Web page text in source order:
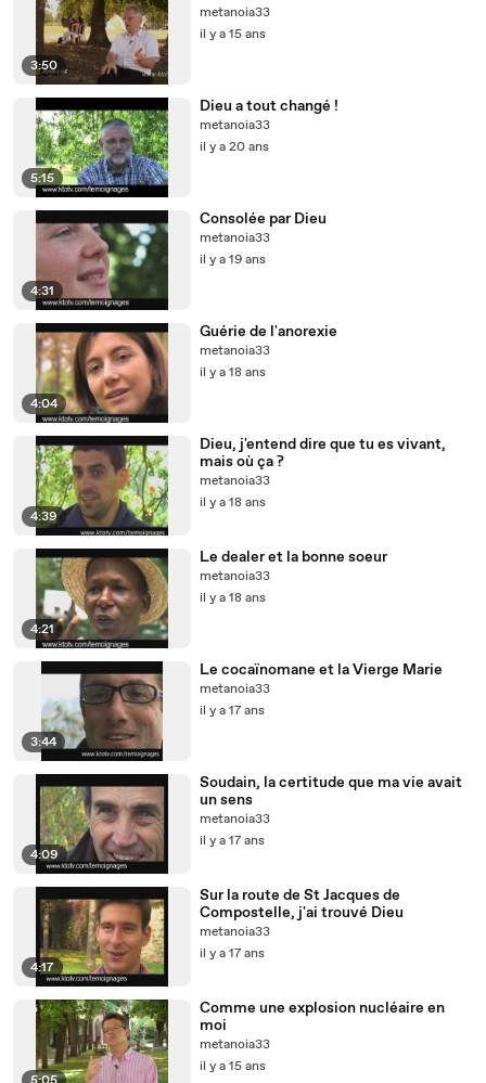
3:50
metanoia33
il y a 15 ans
5:15
Dieu a tout changé !
metanoia33
il y a 20 ans
4:31
Consolée par Dieu
metanoia33
il y a 19 ans
4:04
Guérie de l'anorexie
metanoia33
il y a 18 ans
4:39
Dieu, j'entend dire que tu es vivant,
mais où ça ?
metanoia33
il y a 18 ans
4:21
Le dealer et la bonne soeur
metanoia33
il y a 18 ans
3:44
Le cocaïnomane et la Vierge Marie
metanoia33
il y a 17 ans
4:09
Soudain, la certitude que ma vie avait
un sens
metanoia33
il y a 17 ans
4:17
Sur la route de St Jacques de
Compostelle, j'ai trouvé Dieu
metanoia33
il y a 17 ans
Comme une explosion nucléaire en
moi
metanoia33
il y a 15 ans